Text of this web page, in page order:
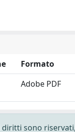
Formato
Adobe PDF
sono